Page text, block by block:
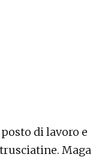
di lavoro e
Maga